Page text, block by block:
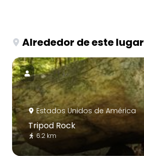
Alrededor de este lugar
Estados Unidos de América
Tripod Rock
6.2 km